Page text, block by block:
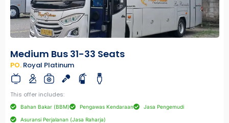
Medium Bus 31-33 Seats
PO. Royal Platinum
This offer includes:
Bahan Bakar (BBM) Pengawas Kendaraan Jasa Pengemudi
Asuransi Perjalanan (Jasa Raharja)